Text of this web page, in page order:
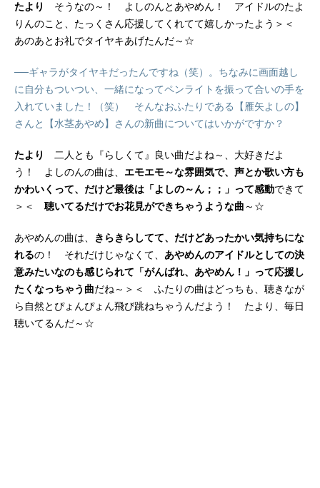
たより
そうなの～！ よしのんとあやめん！ アイドルのたよ
りんのこと、たっくさん応援してくれてて嬉しかったよう＞＜
あのあとお礼でタイヤキあげたんだ～☆
──ギャラがタイヤキだったんですね（笑）。ちなみに画面越し
に自分もついつい、一緒になってペンライトを振って合いの手を
入れていました！（笑） そんなおふたりである【雁矢よしの】
さんと【水茎あやめ】さんの新曲についてはいかがですか？
たより
二人とも『らしくて』良い曲だよね～、大好きだよ
う！ よしのんの曲は、 エモエモ～な雰囲気で、声とか歌い方も
かわいくって、だけど最後は「よしの～ん；；」って感動できて
＞＜ 聴いてるだけでお花見ができちゃうような曲 ～☆
あやめんの曲は、
きらきらしてて、だけどあったかい気持ちにな
れるの！ それだけじゃなくて、 あやめんのアイドルとしての決
意みたいなのも感じられて「がんばれ、あやめん！」って応援し
たくなっちゃう曲だね～＞＜ ふたりの曲はどっちも、聴きなが
ら自然とぴょんぴょん飛び跳ねちゃうんだよう！ たより、毎日
聴いてるんだ～☆